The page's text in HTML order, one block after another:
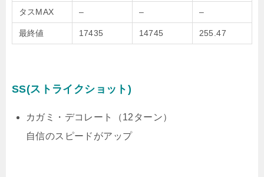
タスMAX – – –
最終値 17435 14745 255.47
SS(ストライクショット)
カガミ・デコレート（12ターン）
自信のスピードがアップ